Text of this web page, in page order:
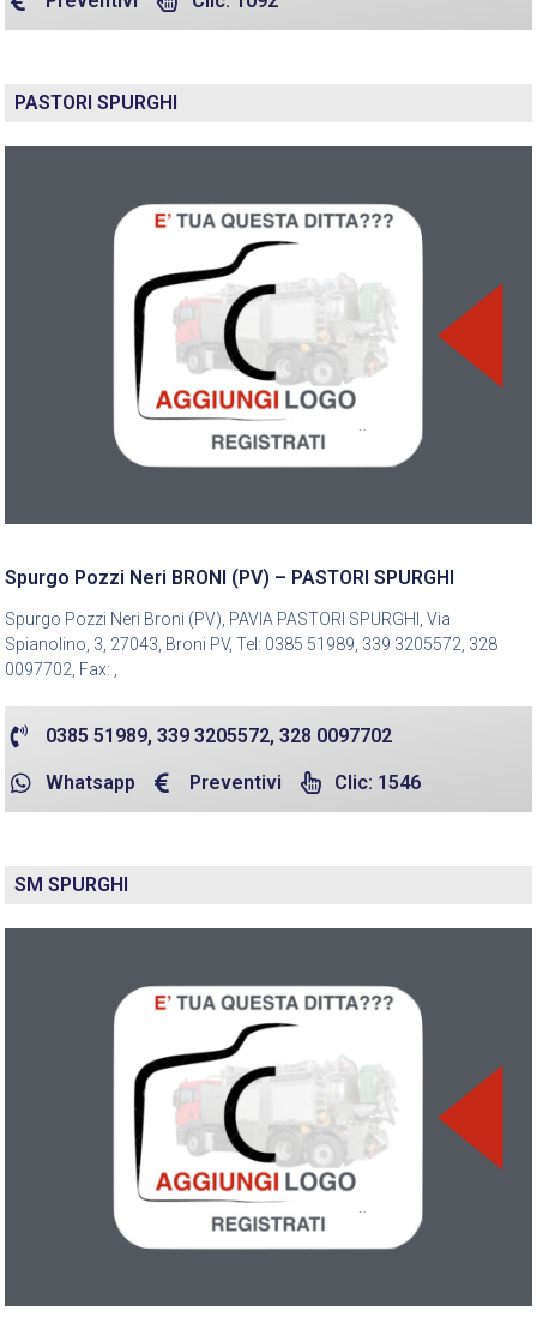
PASTORI SPURGHI
Spurgo Pozzi Neri BRONI (PV) – PASTORI SPURGHI
Spurgo Pozzi Neri Broni (PV), PAVIA PASTORI SPURGHI, Via
Spianolino, 3, 27043, Broni PV, Tel: 0385 51989, 339 3205572, 328
0097702, Fax: ,
0385 51989, 339 3205572, 328 0097702
Whatsapp Preventivi Clic: 1546
SM SPURGHI